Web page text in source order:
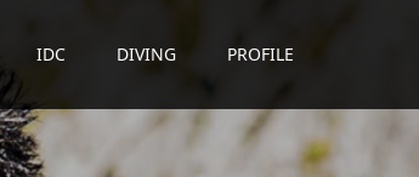
IDC DIVING PROFILE